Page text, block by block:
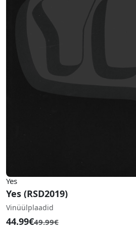
Yes
Yes (RSD2019)
Vinüülplaadid
44.99€49.99€